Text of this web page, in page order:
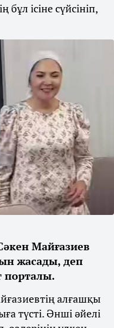
ісіне сүйсініп,
Майғазиев
жасады, деп
порталы.
алғашқы
түсті. Әнші әйелі